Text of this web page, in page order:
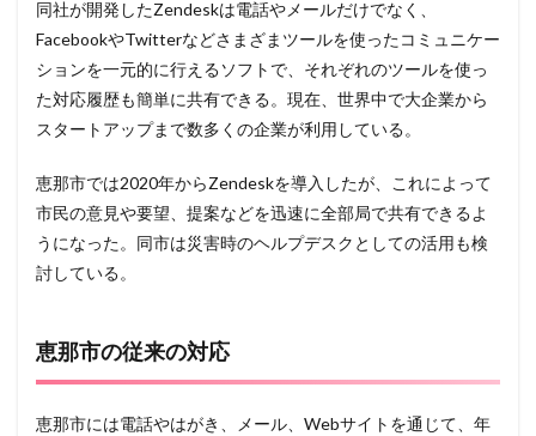
同社が開発したZendeskは電話やメールだけでなく、
FacebookやTwitterなどさまざまツールを使ったコミュニケー
ションを一元的に行えるソフトで、それぞれのツールを使っ
た対応履歴も簡単に共有できる。現在、世界中で大企業から
スタートアップまで数多くの企業が利用している。
恵那市では2020年からZendeskを導入したが、これによって
市民の意見や要望、提案などを迅速に全部局で共有できるよ
うになった。同市は災害時のヘルプデスクとしての活用も検
討している。
恵那市の従来の対応
恵那市には電話やはがき、メール、Webサイトを通じて、年